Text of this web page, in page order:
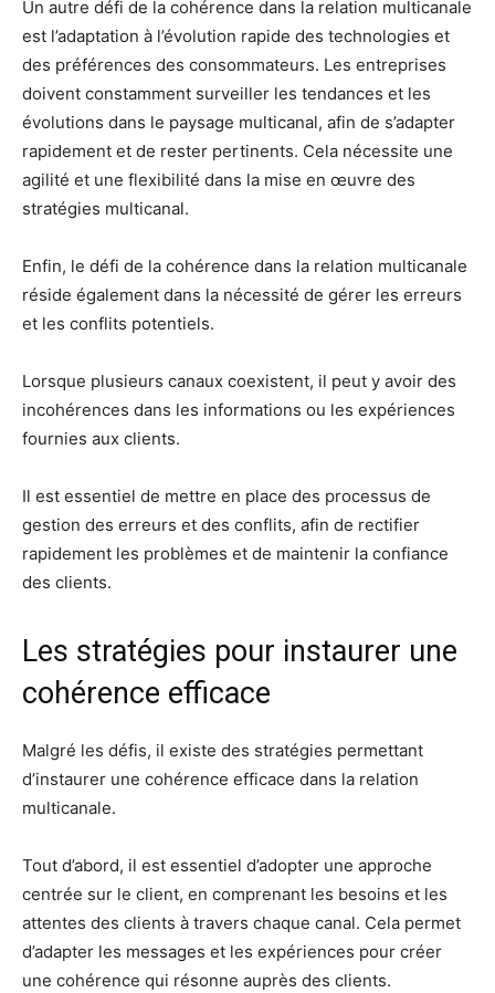
Un autre défi de la cohérence dans la relation multicanale
est l’adaptation à l’évolution rapide des technologies et
des préférences des consommateurs. Les entreprises
doivent constamment surveiller les tendances et les
évolutions dans le paysage multicanal, afin de s’adapter
rapidement et de rester pertinents. Cela nécessite une
agilité et une flexibilité dans la mise en œuvre des
stratégies multicanal.
Enfin, le défi de la cohérence dans la relation multicanale
réside également dans la nécessité de gérer les erreurs
et les conflits potentiels.
Lorsque plusieurs canaux coexistent, il peut y avoir des
incohérences dans les informations ou les expériences
fournies aux clients.
Il est essentiel de mettre en place des processus de
gestion des erreurs et des conflits, afin de rectifier
rapidement les problèmes et de maintenir la confiance
des clients.
Les stratégies pour instaurer une
cohérence efficace
Malgré les défis, il existe des stratégies permettant
d’instaurer une cohérence efficace dans la relation
multicanale.
Tout d’abord, il est essentiel d’adopter une approche
centrée sur le client, en comprenant les besoins et les
attentes des clients à travers chaque canal. Cela permet
d’adapter les messages et les expériences pour créer
une cohérence qui résonne auprès des clients.